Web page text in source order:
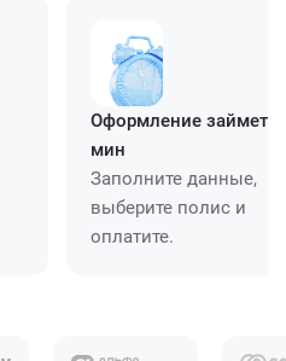
Оформление займет
мин
Заполните данные,
выберите полис и
оплатите.